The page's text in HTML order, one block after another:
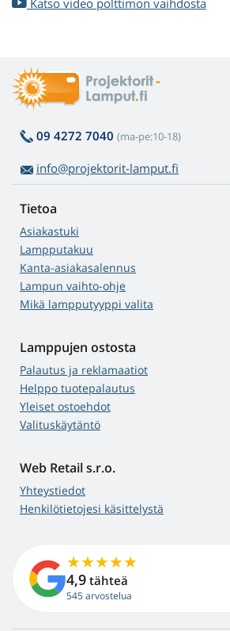
Katso video polttimon vaihdosta
09 4272 7040 (ma-pe:10-18)
info@projektorit-lamput.fi
Tietoa
Asiakastuki
Lampputakuu
Kanta-asiakasalennus
Lampun vaihto-ohje
Mikä lampputyyppi valita
Lamppujen ostosta
Palautus ja reklamaatiot
Helppo tuotepalautus
Yleiset ostoehdot
Valituskäytäntö
Web Retail s.r.o.
Yhteystiedot
Henkilötietojesi käsittelystä
4,9 tähteä
545 arvostelua